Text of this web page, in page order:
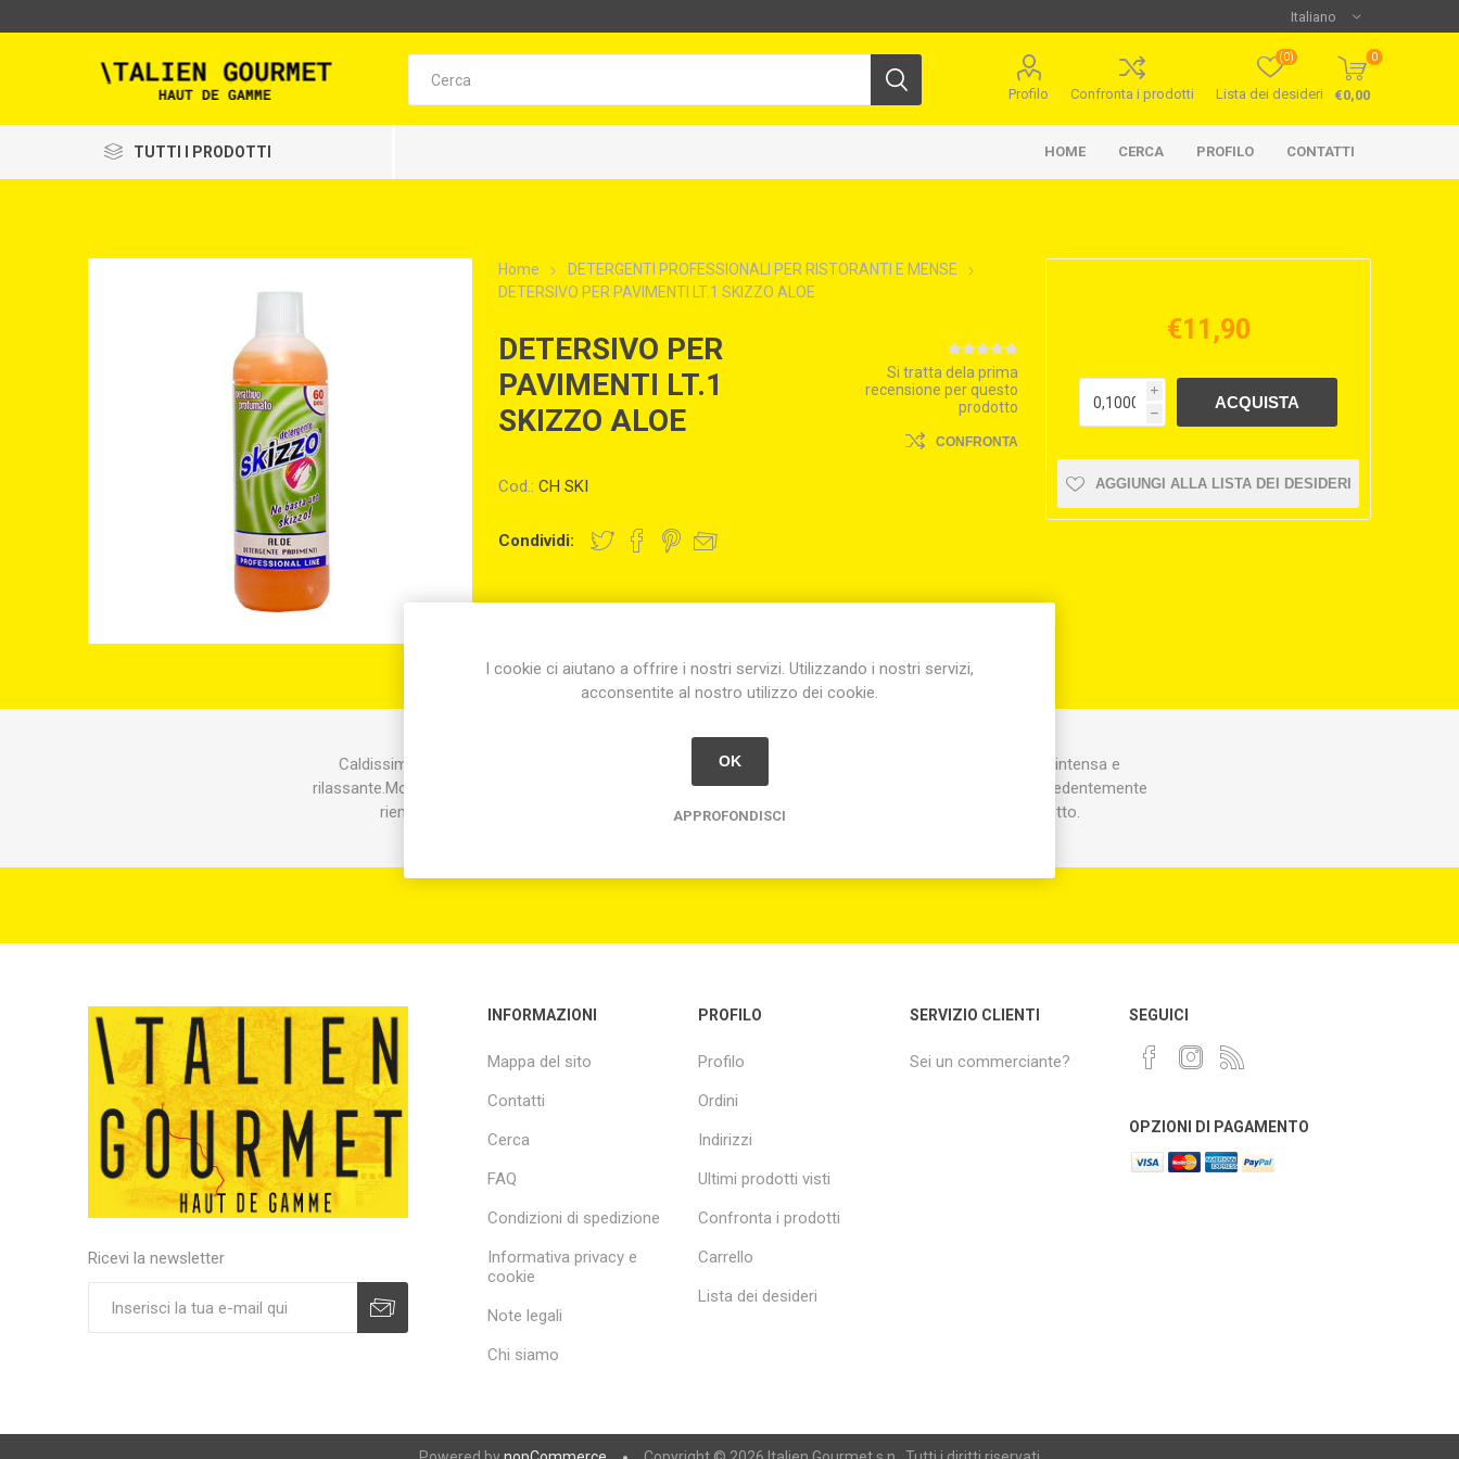
Profilo Confronta i prodotti Lista dei desideri
(0) 0
€0,00
TUTTI I PRODOTTI HOME CERCA PROFILO CONTATTI
Home
DETERGENTI PROFESSIONALI PER RISTORANTI E MENSE
DETERSIVO PER PAVIMENTI LT.1 SKIZZO ALOE
DETERSIVO PER
PAVIMENTI LT.1
SKIZZO ALOE
Si tratta dela prima
recensione per questo
prodotto
CONFRONTA
Cod.: CH SKI
Condividi:
€11,90
i
h
AGGIUNGI ALLA LISTA DEI DESIDERI
Caldissima e seducente nota orientale all'aloe che donerà agli ambienti una piacevole profumazione intensa e
rilassante.Modalità d'usoEffettuare una leggera pressione sul flacone orientandolo verso il secchio precedentemente
riempito con acqua. Basta un solo skizzo per ottenere l'attivo necessario per un lavaggio perfetto.
Ricevi la newsletter
INFORMAZIONI
Mappa del sito
Contatti
Cerca
FAQ
Condizioni di spedizione
Informativa privacy e
cookie
Note legali
Chi siamo
PROFILO
Profilo
Ordini
Indirizzi
Ultimi prodotti visti
Confronta i prodotti
Carrello
Lista dei desideri
SERVIZIO CLIENTI
Sei un commerciante?
SEGUICI
OPZIONI DI PAGAMENTO
I cookie ci aiutano a offrire i nostri servizi. Utilizzando i nostri servizi,
acconsentite al nostro utilizzo dei cookie.
OK
APPROFONDISCI